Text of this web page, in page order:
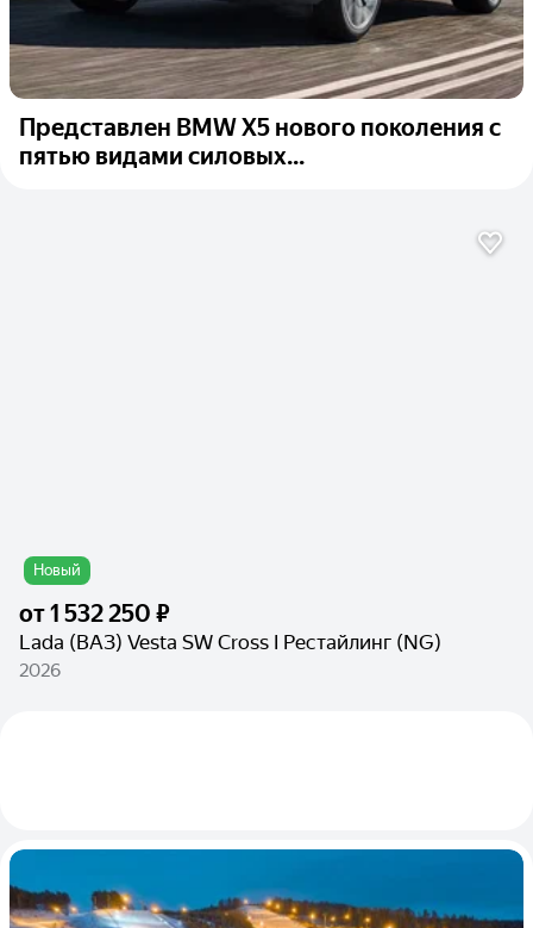
Представлен BMW X5 нового поколения с
пятью видами силовых...
Новый
от1 532 250 ₽
Lada (ВАЗ) Vesta SW Cross I Рестайлинг (NG)
2026